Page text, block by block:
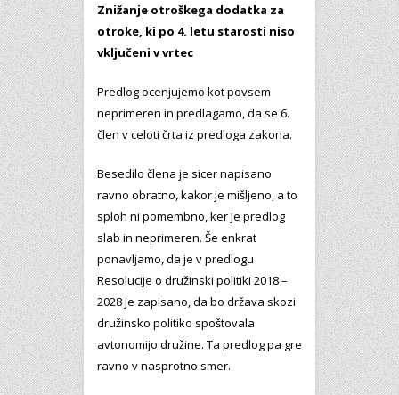
Znižanje otroškega dodatka za
otroke, ki po 4. letu starosti niso
vključeni v vrtec
Predlog ocenjujemo kot povsem
neprimeren in predlagamo, da se 6.
člen v celoti črta iz predloga zakona.
Besedilo člena je sicer napisano
ravno obratno, kakor je mišljeno, a to
sploh ni pomembno, ker je predlog
slab in neprimeren. Še enkrat
ponavljamo, da je v predlogu
Resolucije o družinski politiki 2018 –
2028 je zapisano, da bo država skozi
družinsko politiko spoštovala
avtonomijo družine. Ta predlog pa gre
ravno v nasprotno smer.